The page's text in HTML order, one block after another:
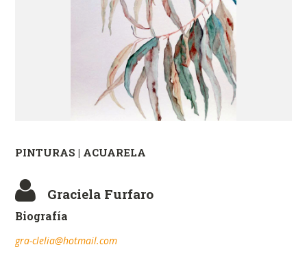
PINTURAS | ACUARELA
Graciela Furfaro
Biografía
gra-clelia@hotmail.com